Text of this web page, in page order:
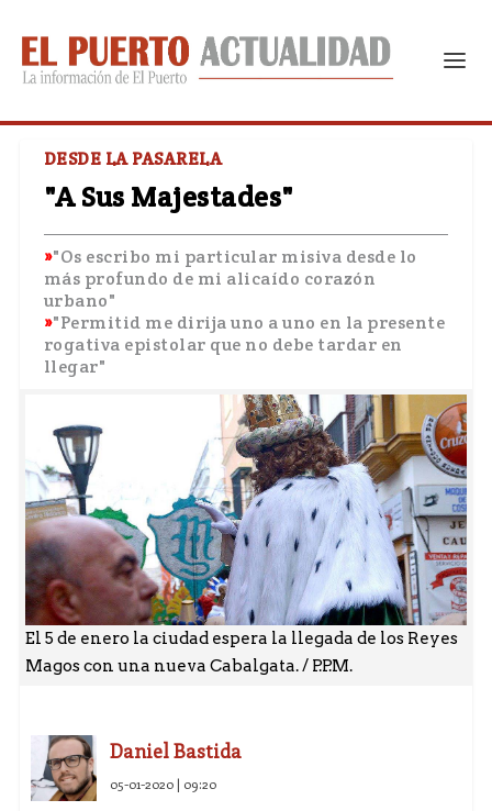
DESDE LA PASARELA
"A Sus Majestades"
"Os escribo mi particular misiva desde lo
más profundo de mi alicaído corazón
urbano"
"Permitid me dirija uno a uno en la presente
rogativa epistolar que no debe tardar en
llegar"
El 5 de enero la ciudad espera la llegada de los Reyes
Magos con una nueva Cabalgata. / P.P.M.
Daniel Bastida
05-01-2020 | 09:20